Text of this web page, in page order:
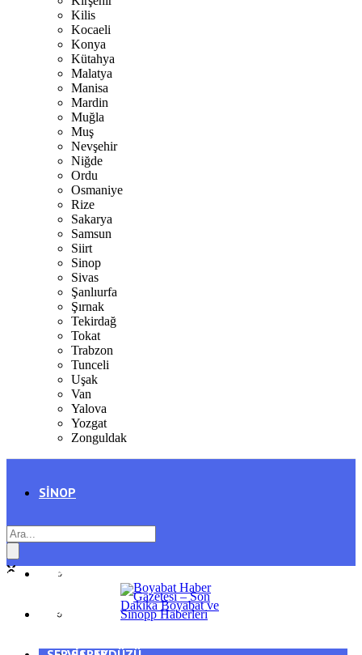
Kilis
Kocaeli
Konya
Kütahya
Malatya
Manisa
Mardin
Muğla
Muş
Nevşehir
Niğde
Ordu
Osmaniye
Rize
Sakarya
Samsun
Siirt
Sinop
Sivas
Şanlıurfa
Şırnak
Tekirdağ
Tokat
Trabzon
Tunceli
Uşak
Van
Yalova
Yozgat
Zonguldak
SINOP
AYANCIK
GENEL
SPOR